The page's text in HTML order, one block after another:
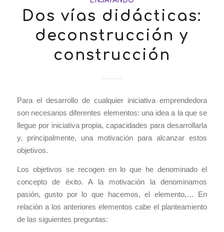
Dos vías didácticas:
deconstrucción y
construcción
Para el desarrollo de cualquier iniciativa emprendedora
son necesarios diferentes elementos: una idea a la que se
llegue por iniciativa propia, capacidades para desarrollarla
y, principalmente, una motivación para alcanzar estos
objetivos.
Los objetivos se recogen en lo que he denominado el
concepto de éxito. A la motivación la denominamos
pasión, gusto por lo que hacemos, el elemento,… En
relación a los anteriores elementos cabe el planteamiento
de las siguientes preguntas: